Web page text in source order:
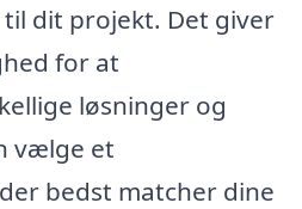
dit projekt. Det giver
for at
løsninger og
vælge et
bedst matcher dine